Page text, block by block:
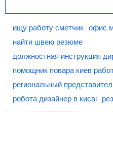
ищу работу сметчик офис
найти швею резюме
должностная инструкция
помощник повара киев
региональный
робота дизайнер в києві